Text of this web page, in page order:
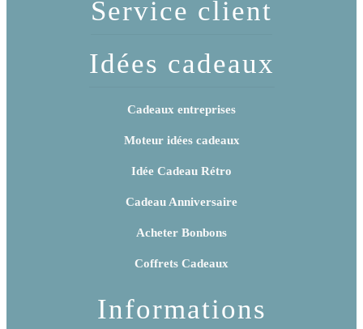
Service client
Idées cadeaux
Cadeaux entreprises
Moteur idées cadeaux
Idée Cadeau Rétro
Cadeau Anniversaire
Acheter Bonbons
Coffrets Cadeaux
Informations